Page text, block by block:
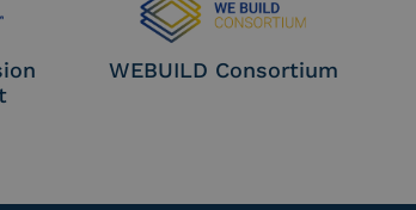
WEBUILD Consortium